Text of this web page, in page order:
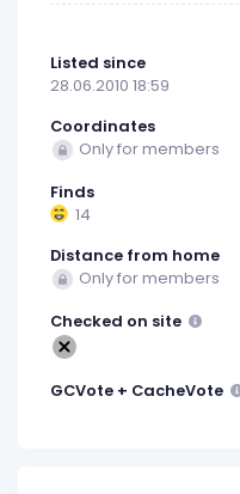
Listed since
28.06.2010 18:59
Coordinates
Only for members
Finds
14
Distance from home
Only for members
Checked on site
GCVote + CacheVote